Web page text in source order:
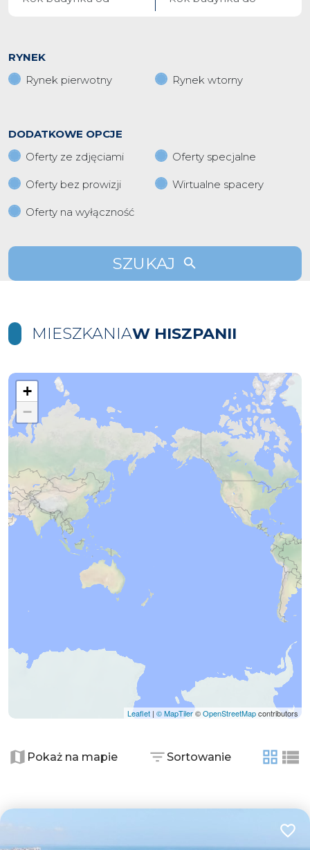
RYNEK
Rynek pierwotny
Rynek wtorny
DODATKOWE OPCJE
Oferty ze zdjęciami
Oferty specjalne
Oferty bez prowizji Wirtualne spacery
Oferty na wyłączność
SZUKAJ
MIESZKANIAW HISZPANII
+
−
Leaflet | © MapTiler©OpenStreetMapcontributors
Pokaż na mapie Sortowanie
tabela